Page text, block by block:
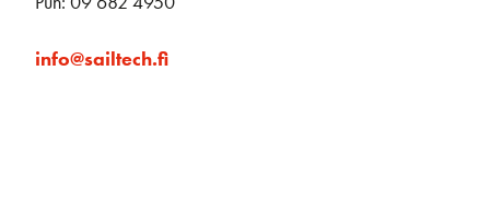
info@sailtech.fi